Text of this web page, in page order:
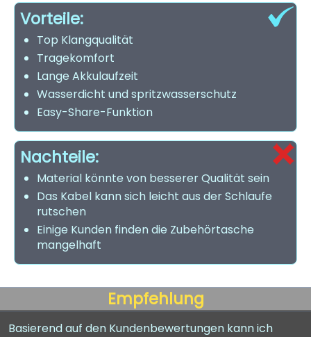
Vorteile:
Top Klangqualität
Tragekomfort
Lange Akkulaufzeit
Wasserdicht und spritzwasserschutz
Easy-Share-Funktion
Nachteile:
Material könnte von besserer Qualität sein
Das Kabel kann sich leicht aus der Schlaufe
rutschen
Einige Kunden finden die Zubehörtasche
mangelhaft
Empfehlung
Basierend auf den Kundenbewertungen kann ich